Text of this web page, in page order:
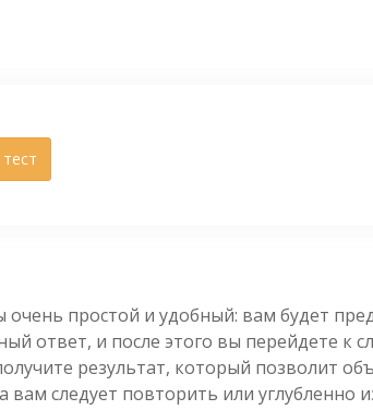
простой и удобный: вам будет
ответ, и после этого вы перейдете к
результат, который позволит
следует повторить или углубленно